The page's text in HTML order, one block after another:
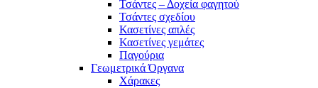
Τσάντες – Δοχεία φαγητού
Τσάντες σχεδίου
Κασετίνες απλές
Κασετίνες γεμάτες
Παγούρια
Γεωμετρικά Όργανα
Χάρακες